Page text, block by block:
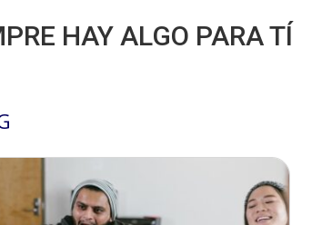
HAY ALGO PARA TÍ